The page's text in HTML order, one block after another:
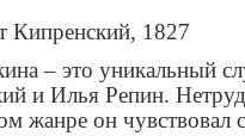
Кипренский, 1827
– это уникальный
и Илья Репин.
жанре он